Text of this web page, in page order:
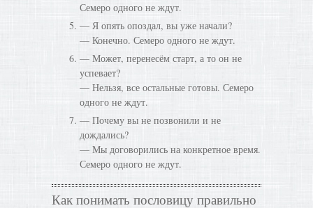
Семеро одного не ждут.
— Я опять опоздал, вы уже начали?
— Конечно. Семеро одного не ждут.
— Может, перенесём старт, а то он не
успевает?
— Нельзя, все остальные готовы. Семеро
одного не ждут.
— Почему вы не позвонили и не
дождались?
— Мы договорились на конкретное время.
Семеро одного не ждут.
Как понимать пословицу правильно